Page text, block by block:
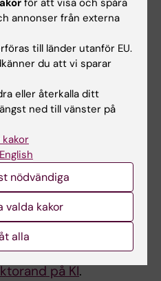
du efter din
Trygghetsstiftelsen.
dels på anledningen
dels på hur
hos din
i anställningen
För mer
man omfattas
webbsida.
inte räknas in för att
För mer information,
på KI.
för att visa och spåra
annonser från externa
till länder utanför EU.
du att vi sparar
eller återkalla ditt
ned till vänster på
nödvändiga
valda kakor
alla